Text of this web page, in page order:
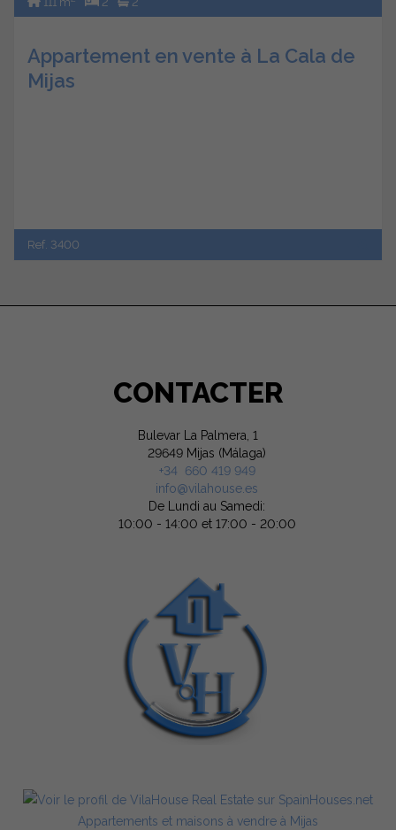
Appartement en vente à La Cala de
Mijas
Ref. 3400
CONTACTER
Bulevar La Palmera, 1
29649 Mijas (Málaga)
+34 660 419 949
info@vilahouse.es
De Lundi au Samedi:
10:00 - 14:00 et 17:00 - 20:00
Appartements et maisons à vendre à Mijas